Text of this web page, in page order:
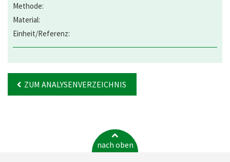
ZUM ANALYSENVERZEICHNIS
nach oben